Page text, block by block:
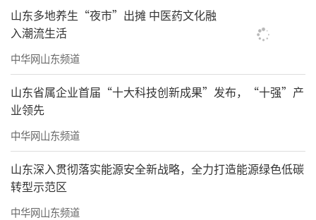
山东多地养生“夜市”出摊 中医药文化融
入潮流生活
中华网山东频道
山东省属企业首届“十大科技创新成果”发布，“十强”产
业领先
中华网山东频道
山东深入贯彻落实能源安全新战略，全力打造能源绿色低碳
转型示范区
中华网山东频道